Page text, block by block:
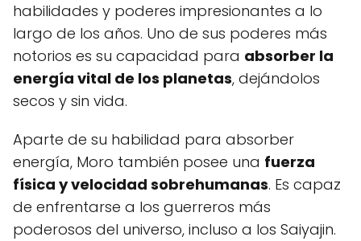
habilidades y poderes impresionantes a lo
largo de los años. Uno de sus poderes más
notorios es su capacidad para absorber la
energía vital de los planetas, dejándolos
secos y sin vida.
Aparte de su habilidad para absorber
energía, Moro también posee una fuerza
física y velocidad sobrehumanas. Es capaz
de enfrentarse a los guerreros más
poderosos del universo, incluso a los Saiyajin.